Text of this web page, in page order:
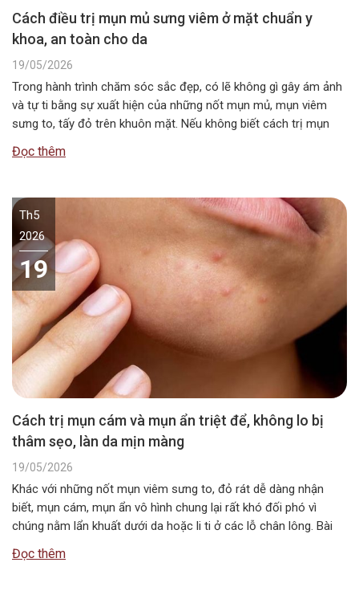
Cách điều trị mụn mủ sưng viêm ở mặt chuẩn y
khoa, an toàn cho da
19/05/2026
Trong hành trình chăm sóc sắc đẹp, có lẽ không gì gây ám ảnh
và tự ti bằng sự xuất hiện của những nốt mụn mủ, mụn viêm
sưng to, tấy đỏ trên khuôn mặt. Nếu không biết cách trị mụn
Đọc thêm
Th5
2026
19
Cách trị mụn cám và mụn ẩn triệt để, không lo bị
thâm sẹo, làn da mịn màng
19/05/2026
Khác với những nốt mụn viêm sưng to, đỏ rát dễ dàng nhận
biết, mụn cám, mụn ẩn vô hình chung lại rất khó đối phó vì
chúng nằm lẩn khuất dưới da hoặc li ti ở các lỗ chân lông. Bài
Đọc thêm